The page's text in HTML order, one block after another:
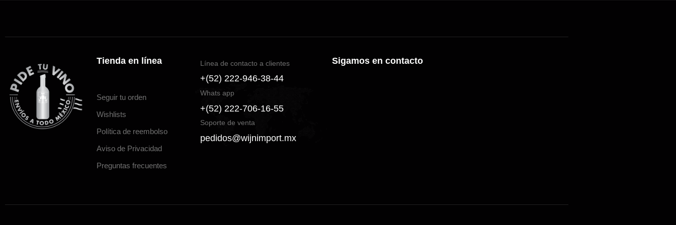
Tienda en línea
Seguir tu orden
Wishlists
Política de reembolso
Aviso de Privacidad
Preguntas frecuentes
Línea de contacto a clientes
+(52) 222-946-38-44
Whats app
+(52) 222-706-16-55
Soporte de venta
pedidos@wijnimport.mx
Sigamos en contacto